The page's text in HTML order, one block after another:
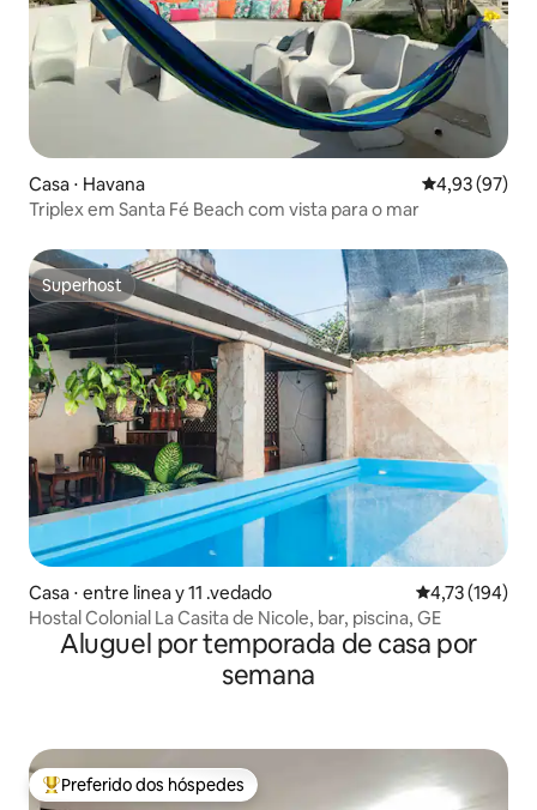
Casa ⋅ Havana 4,93 de uma
4,93 (97)
Triplex em Santa Fé Beach com vista para o mar
Superhost
Superhost
Casa ⋅ entre linea y 11 .vedado 4,73 de uma
4,73 (194)
Hostal Colonial La Casita de Nicole, bar, piscina, GE
Aluguel por temporada de casa por
semana
Entre os melhores preferidos dos hóspedes
Preferido dos hóspedes